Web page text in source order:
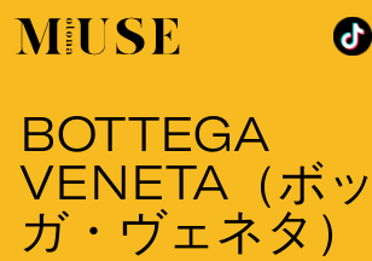
オトナミューズ ウェブ
BOTTEGA
VENETA（ボ
ガ・ヴェネタ）